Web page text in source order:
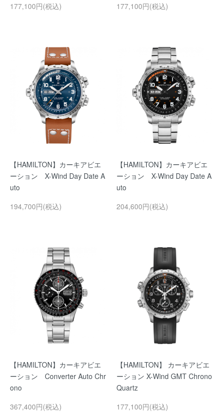
177,100円(税込)
177,100円(税込)
【HAMILTON】カーキアビエ
ーション X-Wind Day Date A
uto
194,700円(税込)
【HAMILTON】カーキアビエ
ーション X-Wind Day Date A
uto
204,600円(税込)
【HAMILTON】カーキアビエ
ーション Converter Auto Chr
ono
367,400円(税込)
【HAMILTON】 カーキアビエ
ーション X-Wind GMT Chrono
Quartz
177,100円(税込)